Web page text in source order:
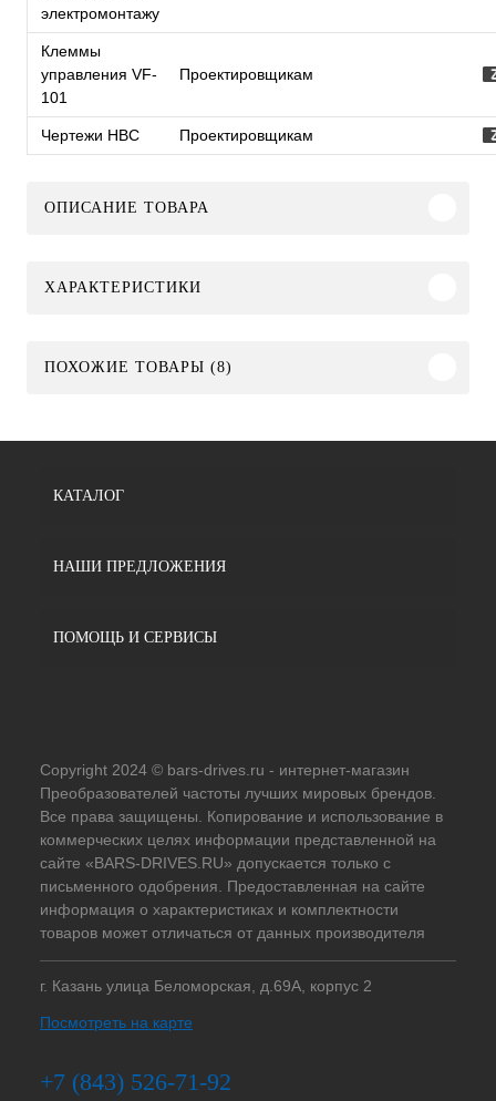
электромонтажу
Клеммы
управления VF-
101
Проектировщикам
Чертежи HBC Проектировщикам
ОПИСАНИЕ ТОВАРА
ХАРАКТЕРИСТИКИ
ПОХОЖИЕ ТОВАРЫ (8)
КАТАЛОГ
НАШИ ПРЕДЛОЖЕНИЯ
ПОМОЩЬ И СЕРВИСЫ
Copyright 2024 © bars-drives.ru - интернет-магазин
Преобразователей частоты лучших мировых брендов.
Все права защищены. Копирование и использование в
коммерческих целях информации представленной на
сайте «BARS-DRIVES.RU» допускается только с
письменного одобрения. Предоставленная на сайте
информация о характеристиках и комплектности
товаров может отличаться от данных производителя
г. Казань улица Беломорская, д.69А, корпус 2
Посмотреть на карте
+7 (843) 526-71-92